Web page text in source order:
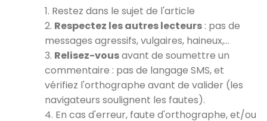
1. Restez dans le sujet de l'article
2. Respectez les autres lecteurs : pas de
messages agressifs, vulgaires, haineux,…
3. Relisez-vousavant de soumettre un
commentaire : pas de langage SMS, et
vérifiez l'orthographe avant de valider (les
navigateurs soulignent les fautes).
4. En cas d'erreur, faute d'orthographe, et/ou